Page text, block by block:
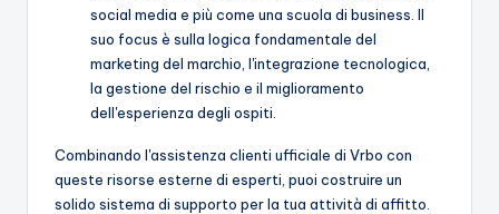
social media e più come una scuola di business. Il
suo focus è sulla logica fondamentale del
marketing del marchio, l'integrazione tecnologica,
la gestione del rischio e il miglioramento
dell'esperienza degli ospiti.
Combinando l'assistenza clienti ufficiale di Vrbo con
queste risorse esterne di esperti, puoi costruire un
solido sistema di supporto per la tua attività di affitto.